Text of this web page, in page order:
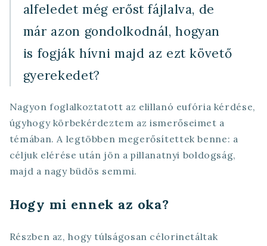
alfeledet még erőst fájlalva, de
már azon gondolkodnál, hogyan
is fogják hívni majd az ezt követő
gyerekedet?
Nagyon foglalkoztatott az elillanó eufória kérdése,
úgyhogy körbekérdeztem az ismerőseimet a
témában. A legtöbben megerősítettek benne: a
céljuk elérése után jön a pillanatnyi boldogság,
majd a nagy büdös semmi.
Hogy mi ennek az oka?
Részben az, hogy túlságosan célorinetáltak